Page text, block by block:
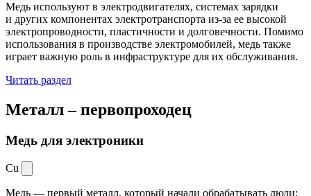
Медь используют в электродвигателях, системах зарядки
и других компонентах электротранспорта из-за ее высокой
электропроводности, пластичности и долговечности. Помимо
использования в производстве электромобилей, медь также
играет важную роль в инфраструктуре для их обслуживания.
Читать раздел
Металл –первопроходец
Медь для электроники
Cu
Медь — первый металл, который начали обрабатывать люди: